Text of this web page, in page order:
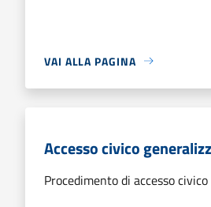
VAI ALLA PAGINA
Accesso civico
Procedimento di accesso